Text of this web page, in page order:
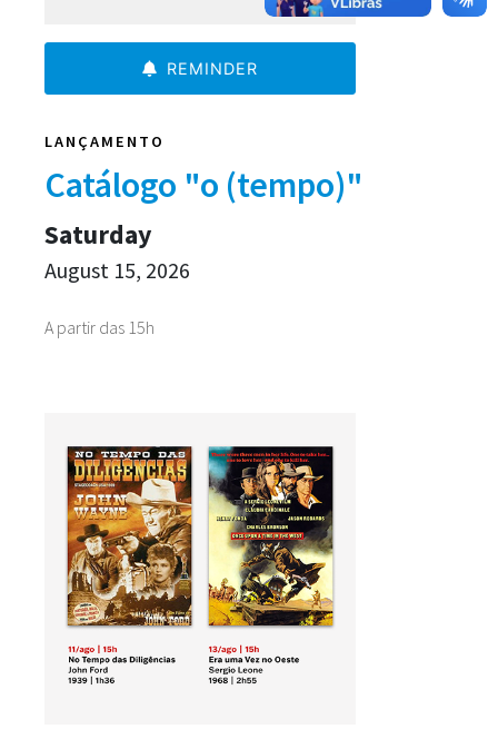
REMINDER
LANÇAMENTO
Catálogo "o (tempo)"
A partir das 15h
Saturday
August 15, 2026